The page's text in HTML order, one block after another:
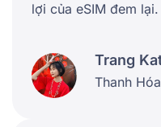
lợi của eSIM đem lại.
Trang
Thanh Hóa